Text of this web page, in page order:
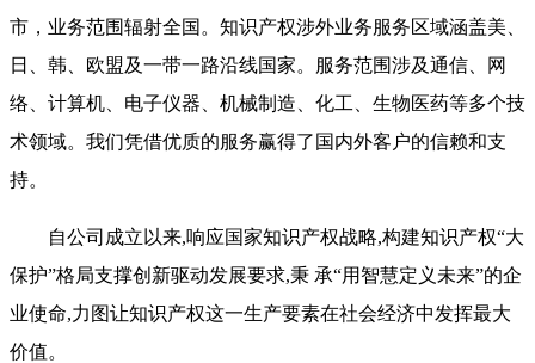
市，业务范围辐射全国。知识产权涉外业务服务区域涵盖美、
日、韩、欧盟及一带一路沿线国家。服务范围涉及通信、网
络、计算机、电子仪器、机械制造、化工、生物医药等多个技
术领域。我们凭借优质的服务赢得了国内外客户的信赖和支
持。
自公司成立以来,响应国家知识产权战略,构建知识产权“大
保护”格局支撑创新驱动发展要求,秉 承“用智慧定义未来”的企
业使命,力图让知识产权这一生产要素在社会经济中发挥最大
价值。